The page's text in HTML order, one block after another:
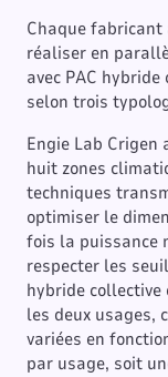
Chaque fabricant
réaliser en
avec PAC
selon trois
Engie Lab
huit zones
techniques
optimiser le
fois la puissance
respecter les
hybride collective
les deux usages,
variées en
par usage, soit